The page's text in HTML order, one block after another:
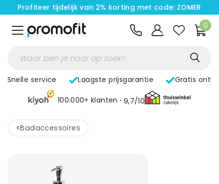
Profiteer tijdelijk van 2% korting met code: ZOMER
0
Snelle service Laagste prijsgarantie Gratis
100.000+ klanten 9,7/10
< Badaccessoires